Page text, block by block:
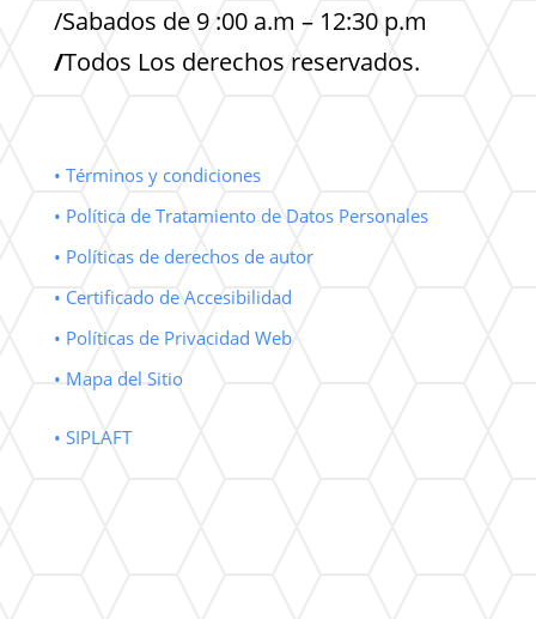
/Sabados de 9 :00 a.m – 12:30 p.m
/Todos Los derechos reservados.
• Términos y condiciones
• Política de Tratamiento de Datos Personales
• Políticas de derechos de autor
• Certificado de Accesibilidad
• Políticas de Privacidad Web
• Mapa del Sitio
• SIPLAFT